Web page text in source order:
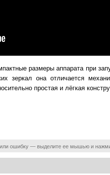
размеры аппарата при
зеркал она отличается
простая и лёгкая
ошибку — выделите ее мышью и